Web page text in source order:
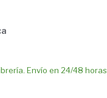
Envío en 24/48 horas